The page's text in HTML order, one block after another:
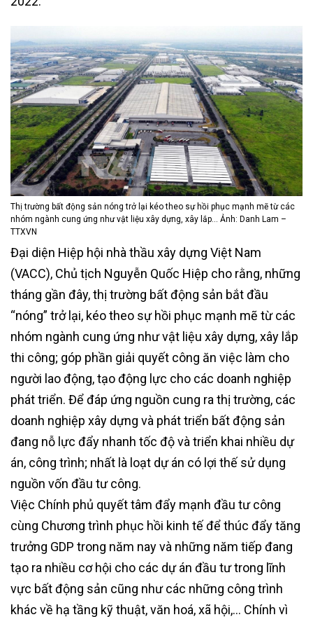
Thị trường bất động sản nóng trở lại kéo theo sự hồi phục mạnh mẽ từ các
nhóm ngành cung ứng như vật liệu xây dựng, xây lắp… Ảnh: Danh Lam –
TTXVN
Đại diện Hiệp hội nhà thầu xây dựng Việt Nam
(VACC), Chủ tịch Nguyễn Quốc Hiệp cho rằng, những
tháng gần đây, thị trường bất động sản bắt đầu
“nóng” trở lại, kéo theo sự hồi phục mạnh mẽ từ các
nhóm ngành cung ứng như vật liệu xây dựng, xây lắp
thi công; góp phần giải quyết công ăn việc làm cho
người lao động, tạo động lực cho các doanh nghiệp
phát triển. Để đáp ứng nguồn cung ra thị trường, các
doanh nghiệp xây dựng và phát triển bất động sản
đang nỗ lực đẩy nhanh tốc độ và triển khai nhiều dự
án, công trình; nhất là loạt dự án có lợi thế sử dụng
nguồn vốn đầu tư công.
Việc Chính phủ quyết tâm đẩy mạnh đầu tư công
cùng Chương trình phục hồi kinh tế để thúc đẩy tăng
trưởng GDP trong năm nay và những năm tiếp đang
tạo ra nhiều cơ hội cho các dự án đầu tư trong lĩnh
vực bất động sản cũng như các những công trình
khác về hạ tầng kỹ thuật, văn hoá, xã hội,… Chính vì